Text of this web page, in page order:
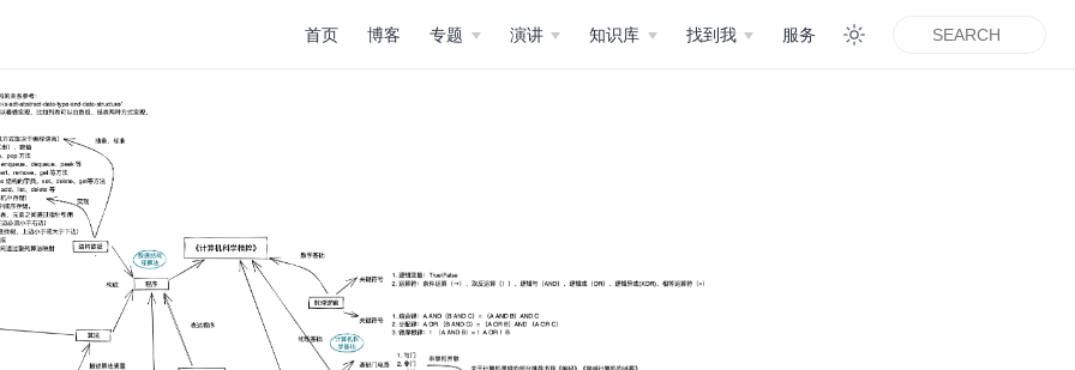
首页 博客 专题 演讲 知识库 找到我 服务